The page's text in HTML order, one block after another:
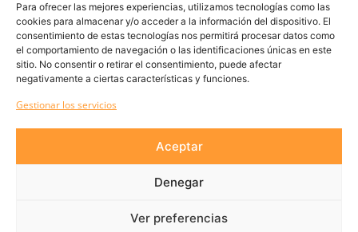
Para ofrecer las mejores experiencias, utilizamos tecnologías como las
cookies para almacenar y/o acceder a la información del dispositivo. El
consentimiento de estas tecnologías nos permitirá procesar datos como
el comportamiento de navegación o las identificaciones únicas en este
sitio. No consentir o retirar el consentimiento, puede afectar
negativamente a ciertas características y funciones.
Gestionar los servicios
Aceptar
Denegar
Ver preferencias
Un blog deUrquía&Bas
Servicio al cliente Declaración de derechos del cliente
¡Suscríbete a nuestra Newsletter!